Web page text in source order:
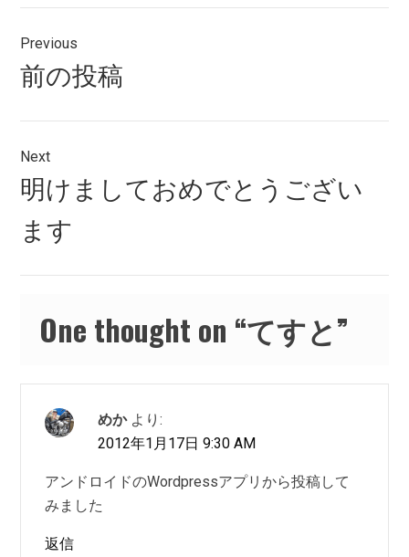
投
稿
ナ
ビ
ゲ
ー
シ
ョ
Previous
Previous
post:
前の投稿
Next
Next
post:
明けましておめでとうござい
ます
One thought on “てすと”
めか より:
2012年1月17日 9:30 AM
アンドロイドのWordpressアプリから投稿して
みました
返信